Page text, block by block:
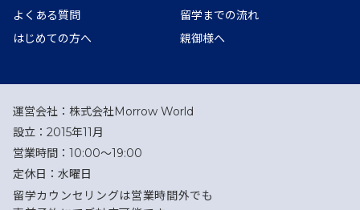
よくある質問
留学までの流れ
はじめての方へ
親御様へ
運営会社： 株式会社Morrow World
設立： 2015年11月
営業時間： 10:00〜19:00
定休日： 水曜日
留学カウンセリングは営業時間外でも